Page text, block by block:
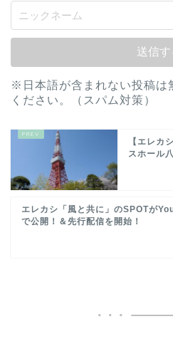
※日本語が含まれない投稿は
ください。（スパム対策）
【エレカ
スホール
エレカシ「風と共に」のSPOTが
で公開！＆先行配信を開始！